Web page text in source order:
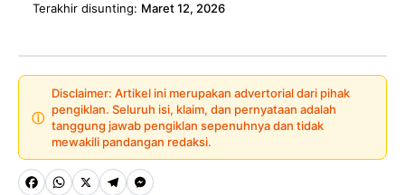
Terakhir disunting: Maret 12, 2026
ⓘ
Disclaimer: Artikel ini merupakan advertorial dari pihak
pengiklan. Seluruh isi, klaim, dan pernyataan adalah
tanggung jawab pengiklan sepenuhnya dan tidak
mewakili pandangan redaksi.
Fa W
X
Te M